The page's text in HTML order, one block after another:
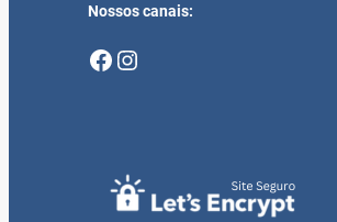
Nossos canais:
Facebook Instagram